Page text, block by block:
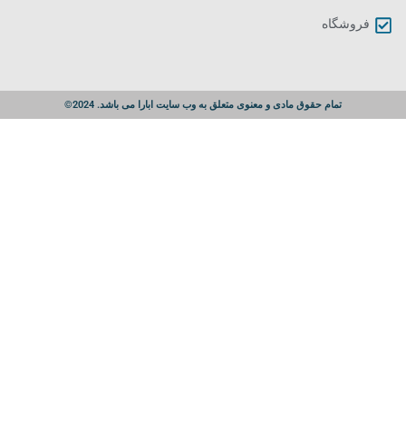
فروشگاه
تمام حقوق مادی و معنوی متعلق به وب سایت ابارا می باشد. 2024©